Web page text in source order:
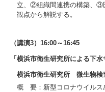
立、②組織間連携の構築、③
観点から解説する。
（講演3）16:00～16:45
「横浜市衛生研究所による下
横浜市衛生研究所 微生物
概 要：新型コロナウイルス